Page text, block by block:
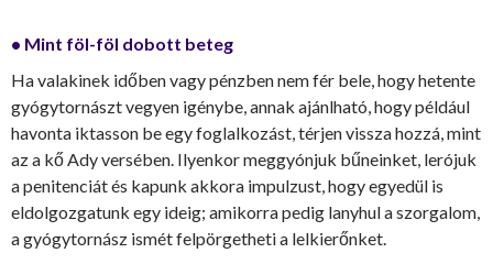
• Mint föl-föl dobott beteg
Ha valakinek időben vagy pénzben nem fér bele, hogy hetente
gyógytornászt vegyen igénybe, annak ajánlható, hogy például
havonta iktasson be egy foglalkozást, térjen vissza hozzá, mint
az a kő Ady versében. Ilyenkor meggyónjuk bűneinket, lerójuk
a penitenciát és kapunk akkora impulzust, hogy egyedül is
eldolgozgatunk egy ideig; amikorra pedig lanyhul a szorgalom,
a gyógytornász ismét felpörgetheti a lelkierőnket.